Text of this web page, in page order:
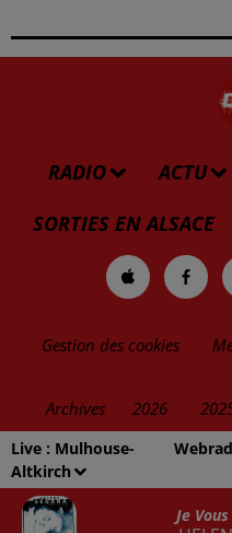
Live : Mulhouse-
Altkirch
Je
RADIO ACTU
SORTIES EN ALSACE
Gestion des cookies
Archives 2026